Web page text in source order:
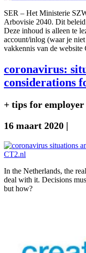
SER – Het Ministerie
Arbovisie 2040. Dit
Deze inhoud is alleen te
account/inlog (waar je
vakkennis van de
coronavirus:
considerations
+ tips for employer
16 maart 2020 |
In the Netherlands, the
deal with it. Decisions
but how?